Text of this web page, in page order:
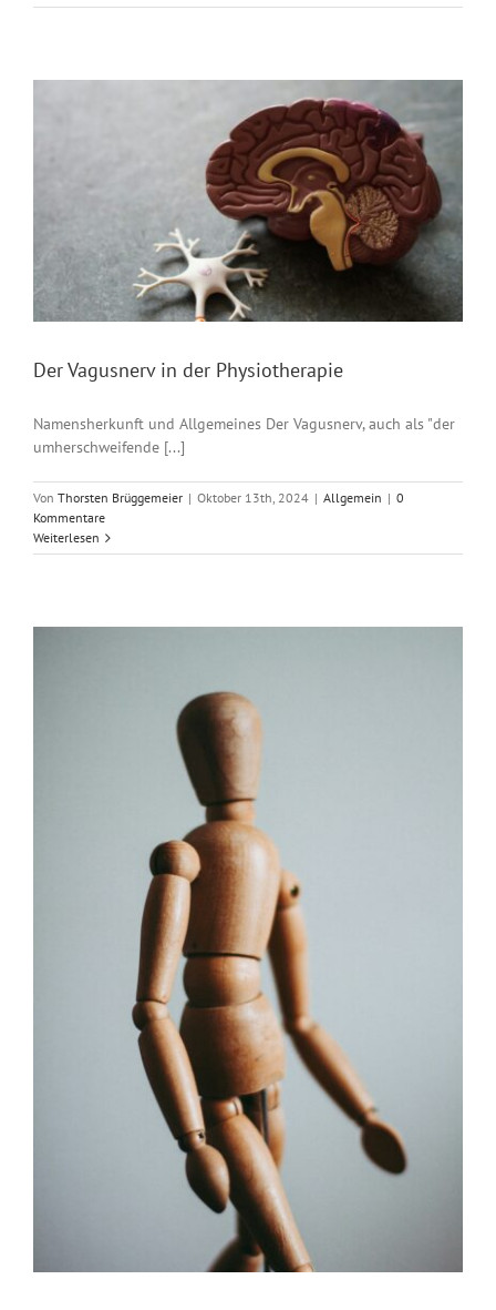
Der Vagusnerv in der Physiotherapie
Namensherkunft und Allgemeines Der Vagusnerv, auch als "der
umherschweifende [...]
Von Thorsten Brüggemeier | Oktober 13th, 2024 | Allgemein | 0
Kommentare
Weiterlesen